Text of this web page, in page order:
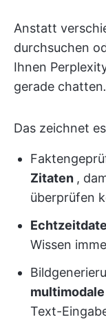
Anstatt
durchsuchen
Ihnen
gerade chatten.
Das zeichnet
Zitaten ,
überprüfen
Wissen
Text-